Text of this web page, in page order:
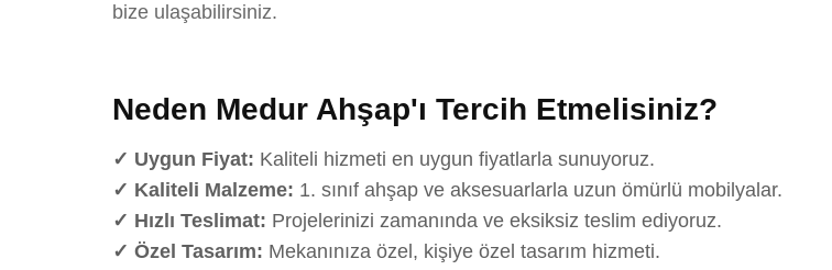
bize ulaşabilirsiniz.
Neden Medur Ahşap'ı Tercih Etmelisiniz?
✓ Uygun Fiyat: Kaliteli hizmeti en uygun fiyatlarla sunuyoruz.
✓ Kaliteli Malzeme: 1. sınıf ahşap ve aksesuarlarla uzun ömürlü mobilyalar.
✓ Hızlı Teslimat: Projelerinizi zamanında ve eksiksiz teslim ediyoruz.
✓ Özel Tasarım: Mekanınıza özel, kişiye özel tasarım hizmeti.